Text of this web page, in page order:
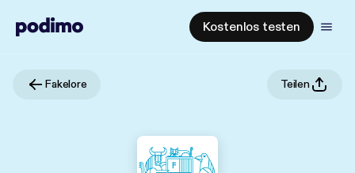
Kostenlos testen
Fakelore Teilen